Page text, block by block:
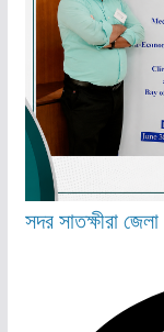
সদরসাতক্ষীরা জেলা